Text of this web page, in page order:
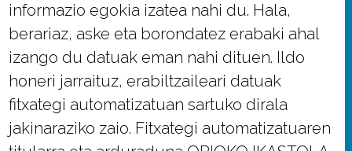
informazio egokia izatea nahi du. Hala,
berariaz, aske eta borondatez erabaki ahal
izango du datuak eman nahi dituen. Ildo
honeri jarraituz, erabiltzaileari datuak
fitxategi automatizatuan sartuko dirala
jakinaraziko zaio. Fitxategi automatizatuaren